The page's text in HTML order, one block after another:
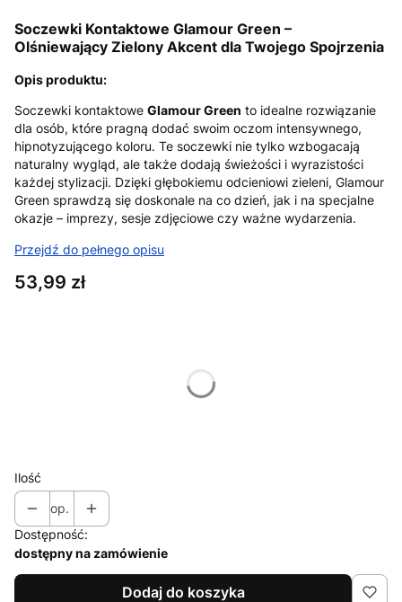
Soczewki Kontaktowe Glamour Green –
Olśniewający Zielony Akcent dla Twojego Spojrzenia
Opis produktu:
Soczewki kontaktowe Glamour Green to idealne rozwiązanie
dla osób, które pragną dodać swoim oczom intensywnego,
hipnotyzującego koloru. Te soczewki nie tylko wzbogacają
naturalny wygląd, ale także dodają świeżości i wyrazistości
każdej stylizacji. Dzięki głębokiemu odcieniowi zieleni, Glamour
Green sprawdzą się doskonale na co dzień, jak i na specjalne
okazje – imprezy, sesje zdjęciowe czy ważne wydarzenia.
Przejdź do pełnego opisu
Cena
53,99 zł
Ilość
op.
Dostępność:
dostępny na zamówienie
Dodaj do koszyka